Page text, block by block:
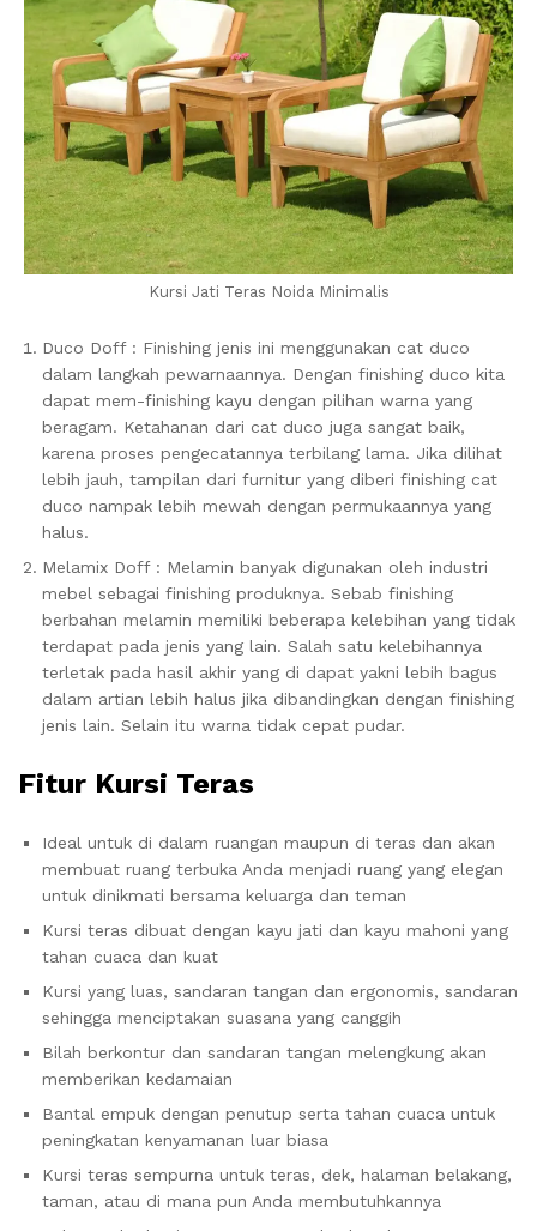
Kursi Jati Teras Noida Minimalis
Duco Doff : Finishing jenis ini menggunakan cat duco
dalam langkah pewarnaannya. Dengan finishing duco kita
dapat mem-finishing kayu dengan pilihan warna yang
beragam. Ketahanan dari cat duco juga sangat baik,
karena proses pengecatannya terbilang lama. Jika dilihat
lebih jauh, tampilan dari furnitur yang diberi finishing cat
duco nampak lebih mewah dengan permukaannya yang
halus.
Melamix Doff : Melamin banyak digunakan oleh industri
mebel sebagai finishing produknya. Sebab finishing
berbahan melamin memiliki beberapa kelebihan yang tidak
terdapat pada jenis yang lain. Salah satu kelebihannya
terletak pada hasil akhir yang di dapat yakni lebih bagus
dalam artian lebih halus jika dibandingkan dengan finishing
jenis lain. Selain itu warna tidak cepat pudar.
Fitur Kursi Teras
Ideal untuk di dalam ruangan maupun di teras dan akan
membuat ruang terbuka Anda menjadi ruang yang elegan
untuk dinikmati bersama keluarga dan teman
Kursi teras dibuat dengan kayu jati dan kayu mahoni yang
tahan cuaca dan kuat
Kursi yang luas, sandaran tangan dan ergonomis, sandaran
sehingga menciptakan suasana yang canggih
Bilah berkontur dan sandaran tangan melengkung akan
memberikan kedamaian
Bantal empuk dengan penutup serta tahan cuaca untuk
peningkatan kenyamanan luar biasa
Kursi teras sempurna untuk teras, dek, halaman belakang,
taman, atau di mana pun Anda membutuhkannya